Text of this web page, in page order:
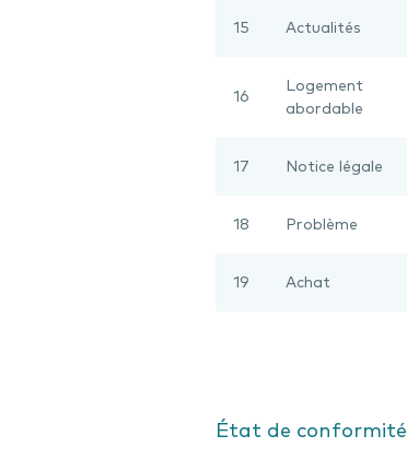
15 Actualités
16
Logement
abordable
17 Notice légale
18 Problème
19 Achat
État de conformité